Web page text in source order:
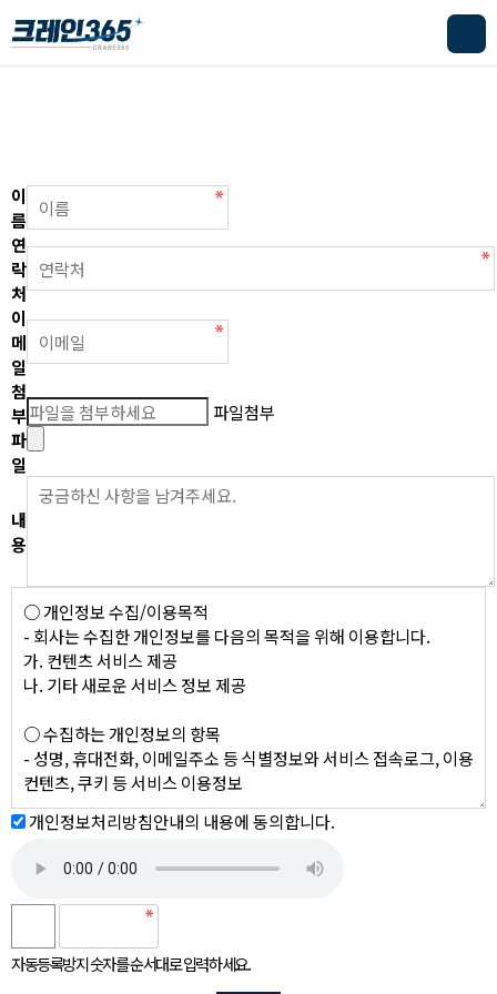
이
름
연
락
처
이
메
일
첨
부
파
일
파일첨부
내
용
개인정보처리방침안내의 내용에 동의합니다.
자동등록방지 숫자를 순서대로 입력하세요.